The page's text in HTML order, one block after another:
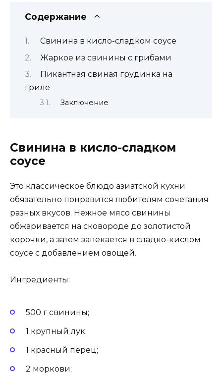
Содержание
Свинина в кисло-сладком соусе
Жаркое из свинины с грибами
Пикантная свиная грудинка на
гриле
Заключение
Свинина в кисло-сладком
соусе
Это классическое блюдо азиатской кухни
обязательно понравится любителям сочетания
разных вкусов. Нежное мясо свинины
обжаривается на сковороде до золотистой
корочки, а затем запекается в сладко-кислом
соусе с добавлением овощей.
Ингредиенты:
500 г свинины;
1 крупный лук;
1 красный перец;
2 моркови;